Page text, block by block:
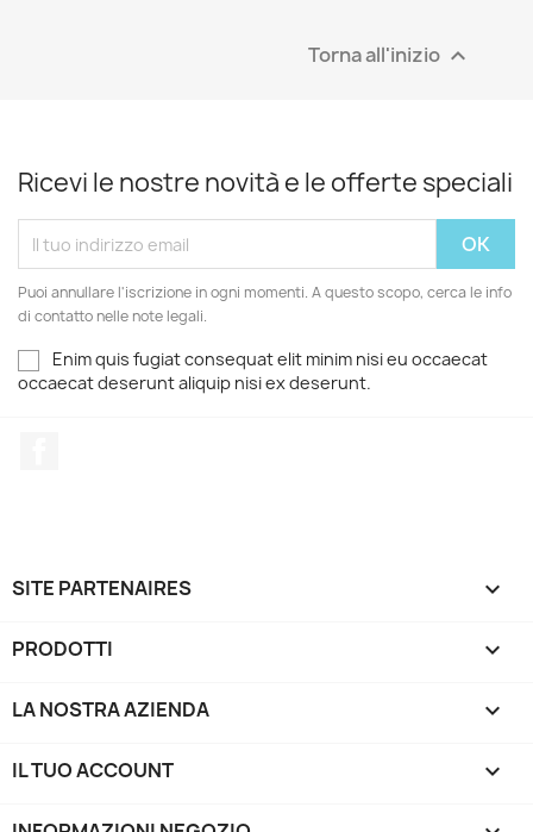
Torna all'inizio 
Ricevi le nostre novità e le offerte speciali
Puoi annullare l'iscrizione in ogni momenti. A questo scopo, cerca le info
di contatto nelle note legali.
Enim quis fugiat consequat elit minim nisi eu occaecat
occaecat deserunt aliquip nisi ex deserunt.
SITE PARTENAIRES 
PRODOTTI 
LA NOSTRA AZIENDA 
IL TUO ACCOUNT 